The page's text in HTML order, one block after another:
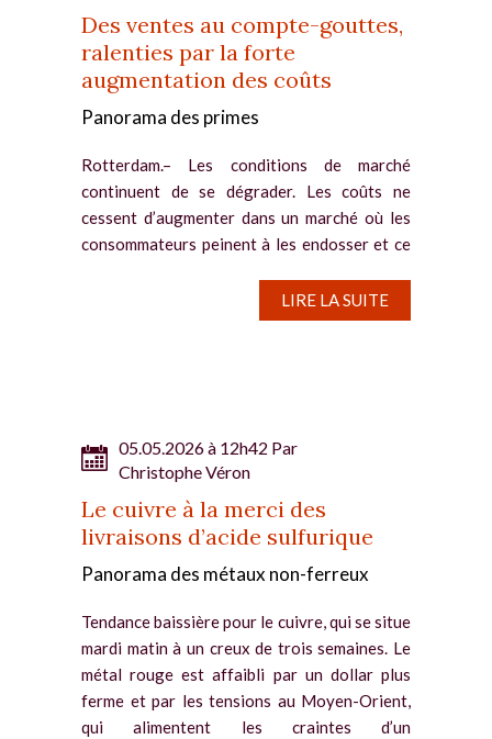
Des ventes au compte-gouttes,
ralenties par la forte
augmentation des coûts
Panorama des primes
Rotterdam.– Les conditions de marché
continuent de se dégrader. Les coûts ne
cessent d’augmenter dans un marché où les
consommateurs peinent à les endosser et ce
LIRE LA SUITE
05.05.2026 à 12h42 Par
Christophe Véron
Le cuivre à la merci des
livraisons d’acide sulfurique
Panorama des métaux non-ferreux
Tendance baissière pour le cuivre, qui se situe
mardi matin à un creux de trois semaines. Le
métal rouge est affaibli par un dollar plus
ferme et par les tensions au Moyen-Orient,
qui alimentent les craintes d’un